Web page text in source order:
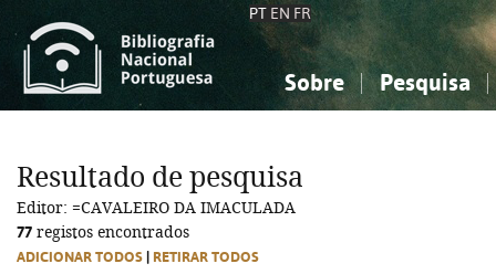
PT EN FR
Sobre Pesquisa
Ciências sociais...
Ciências sociais...
Resultado de pesquisa
Editor: =CAVALEIRO DA IMACULADA
77 registos encontrados
ADICIONAR TODOS RETIRAR TODOS